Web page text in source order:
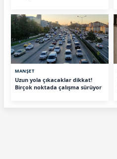
MANŞET
Uzun yola çıkacaklar dikkat!
Birçok noktada çalışma sürüyor